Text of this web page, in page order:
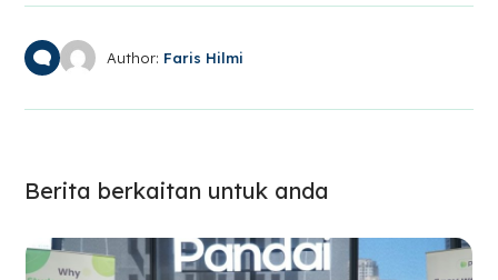
Author: Faris Hilmi
Berita berkaitan untuk anda